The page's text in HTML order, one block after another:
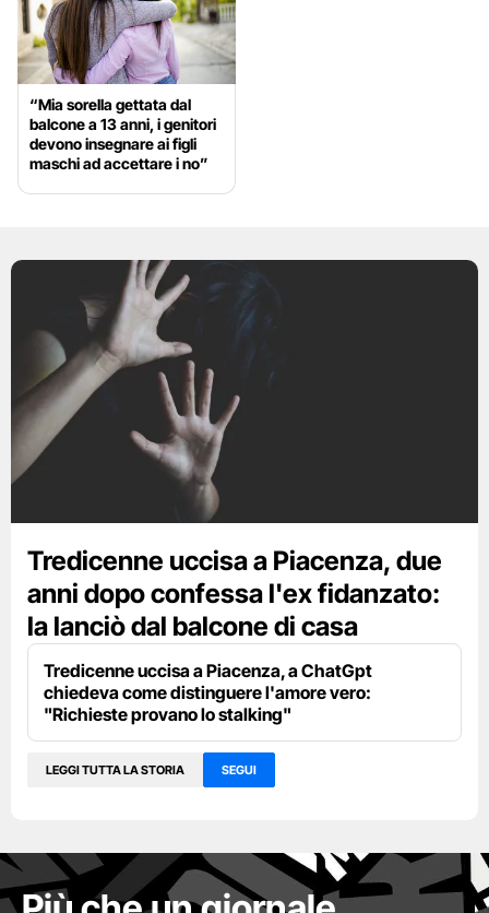
“Mia sorella gettata dal
balcone a 13 anni, i genitori
devono insegnare ai figli
maschi ad accettare i no”
Tredicenne uccisa a Piacenza, due
anni dopo confessa l'ex fidanzato:
la lanciò dal balcone di casa
Tredicenne uccisa a Piacenza, a ChatGpt
chiedeva come distinguere l'amore vero:
"Richieste provano lo stalking"
LEGGI TUTTA LA STORIA SEGUI